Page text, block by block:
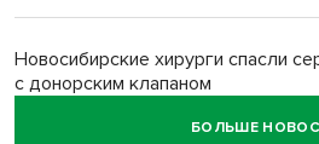
Новосибирские хирурги спасли
с донорским клапаном
БОЛЬШЕ